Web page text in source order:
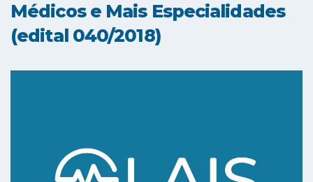
Médicos e Mais Especialidades
(edital 040/2018)